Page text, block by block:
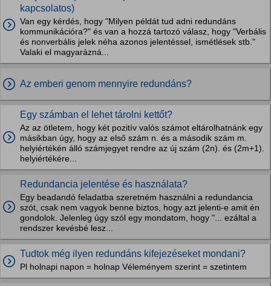
kapcsolatos)
Van egy kérdés, hogy "Milyen példát tud adni redundáns
kommunikációra?" és van a hozzá tartozó válasz, hogy "Verbális
és nonverbális jelek néha azonos jelentéssel, ismétlések stb."
Valaki el magyarázná...
Az emberi genom mennyire redundáns?
Egy számban el lehet tárolni kettőt?
Az az ötletem, hogy két pozitív valós számot eltárolhatnánk egy
másikban úgy, hogy az első szám n. és a második szám m.
helyiértékén álló számjegyet rendre az új szám (2n). és (2m+1).
helyiértékére...
Redundancia jelentése és használata?
Egy beadandó feladatba szeretném használni a redundancia
szót, csak nem vagyok benne biztos, hogy azt jelenti-e amit én
gondolok. Jelenleg úgy szól egy mondatom, hogy "... ezáltal a
rendszer kevésbé lesz...
Tudtok még ilyen redundáns kifejezéseket mondani?
Pl holnapi napon = holnap Véleményem szerint = szetintem